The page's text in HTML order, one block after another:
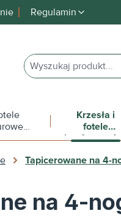
nawigacji
Regulamin
Krzesła i
fotele
Tapicerowane na 4-
na 4-